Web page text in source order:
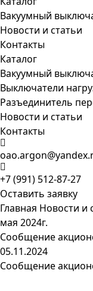
Вакуумный
Новости и статьи
Контакты
Каталог
Вакуумный
Выключатели
Разъединитель
Новости и статьи
Контакты
+7 (991) 512-87-27
Оставить заявку
Главная Новости и
мая 2024г.
Сообщение
05.11.2024
Сообщение